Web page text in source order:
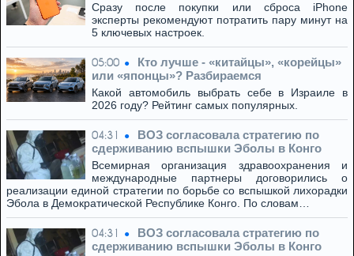
Сразу после покупки или сброса iPhone
эксперты рекомендуют потратить пару минут на
5 ключевых настроек.
05:00
Кто лучше - «китайцы», «корейцы»
или «японцы»? Разбираемся
Какой автомобиль выбрать себе в Израиле в
2026 году? Рейтинг самых популярных.
04:31
ВОЗ согласовала стратегию по
сдерживанию вспышки Эболы в Конго
Всемирная организация здравоохранения и
международные партнеры договорились о
реализации единой стратегии по борьбе со вспышкой лихорадки
Эбола в Демократической Республике Конго. По словам…
04:31
ВОЗ согласовала стратегию по
сдерживанию вспышки Эболы в Конго